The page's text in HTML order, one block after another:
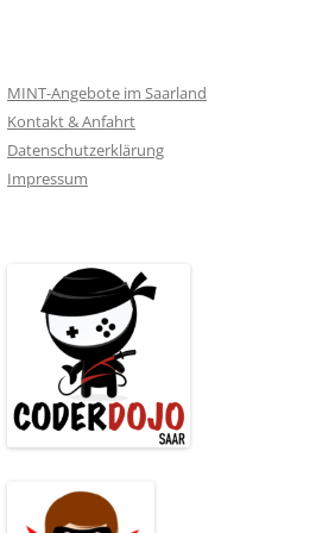
MINT-Angebote im Saarland
Kontakt & Anfahrt
Datenschutzerklärung
Impressum